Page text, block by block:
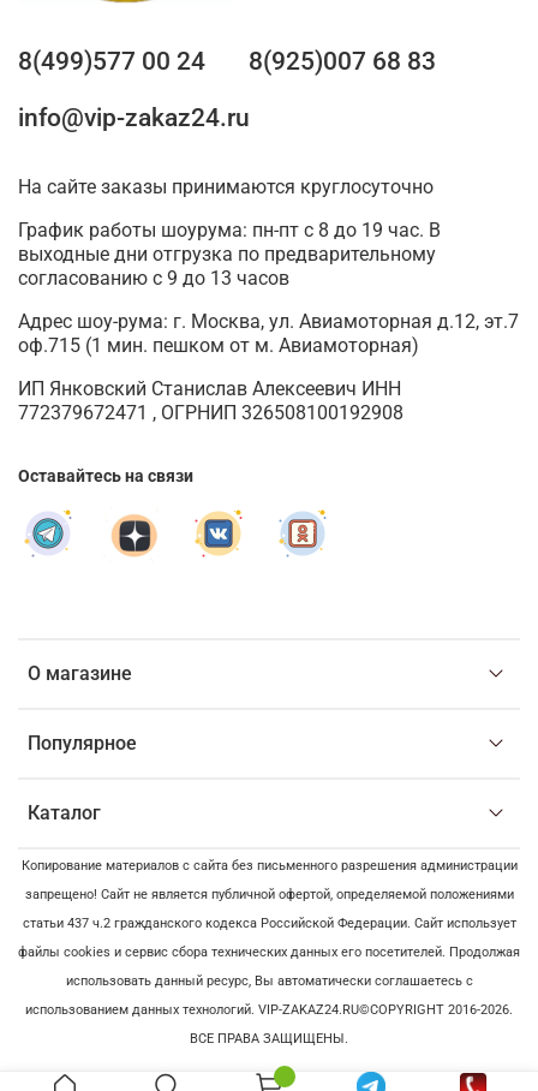
О магазине
Популярное
Каталог
8(499)577 00 24
8(925)007 68 83
info@vip-zakaz24.ru
На сайте заказы принимаются круглосуточно
График работы шоурума: пн-пт с 8 до 19 час. В
выходные дни отгрузка по предварительному
согласованию с 9 до 13 часов
Адрес шоу-рума: г. Москва, ул. Авиамоторная д.12, эт.7
оф.715 (1 мин. пешком от м. Авиамоторная)
ИП Янковский Станислав Алексеевич ИНН
772379672471 , ОГРНИП 326508100192908
Оставайтесь на связи
Копирование материалов с сайта без письменного разрешения администрации
запрещено! Сайт не является публичной офертой, определяемой положениями
статьи 437 ч.2 гражданского кодекса Российской Федерации. Сайт использует
файлы cookies и сервис сбора технических данных его посетителей. Продолжая
использовать данный ресурс, Вы автоматически соглашаетесь с
использованием данных технологий. VIP-ZAKAZ24.RU©COPYRIGHT 2016-2026.
ВСЕ ПРАВА ЗАЩИЩЕНЫ.